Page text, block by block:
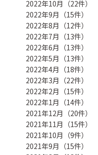
2022年10月（22件）
2022年9月（15件）
2022年8月（12件）
2022年7月（13件）
2022年6月（13件）
2022年5月（13件）
2022年4月（18件）
2022年3月（22件）
2022年2月（15件）
2022年1月（14件）
2021年12月（20件）
2021年11月（15件）
2021年10月（9件）
2021年9月（15件）